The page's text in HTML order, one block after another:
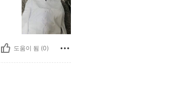
도움이 됨 (0)